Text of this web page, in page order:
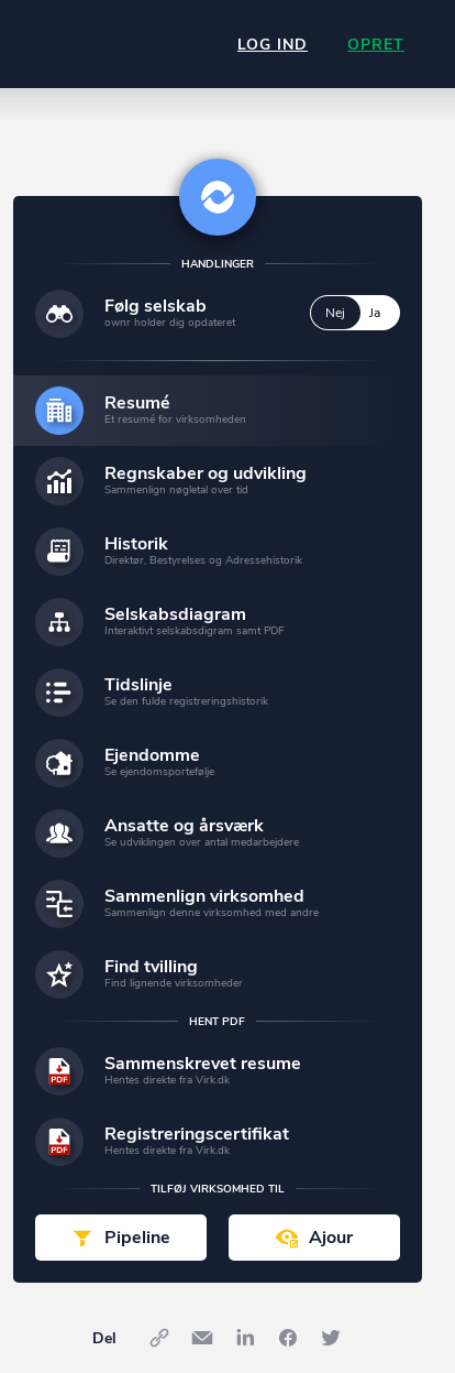
LOG IND OPRET
HANDLINGER
Følg selskab
ownr holder dig opdateret
Nej Ja
Resumé
Et resumé for virksomheden
Regnskaber og udvikling
Sammenlign nøgletal over tid
Historik
Direktør, Bestyrelses og Adressehistorik
Selskabsdiagram
Interaktivt selskabsdigram samt PDF
Tidslinje
Se den fulde registreringshistorik
Ejendomme
Se ejendomsportefølje
Ansatte og årsværk
Se udviklingen over antal medarbejdere
Sammenlign virksomhed
Sammenlign denne virksomhed med andre
Find tvilling
Find lignende virksomheder
HENT PDF
Sammenskrevet resume
Hentes direkte fra Virk.dk
Registreringscertifikat
Hentes direkte fra Virk.dk
TILFØJ VIRKSOMHED TIL
Pipeline Ajour
Del